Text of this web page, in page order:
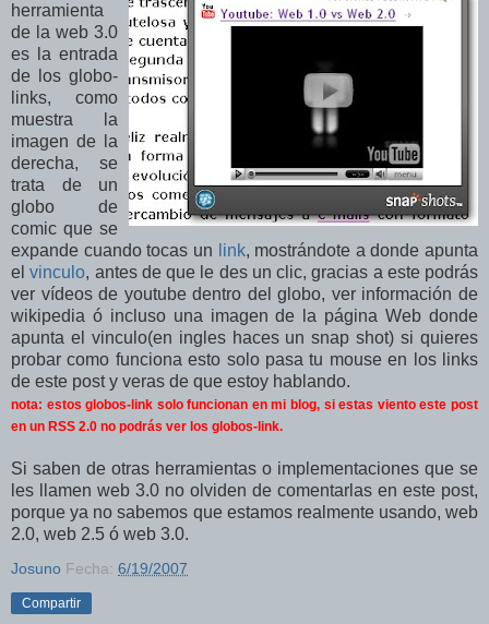
herramienta
de la web 3.0
es la entrada
de los globo-
links, como
muestra la
imagen de la
derecha, se
trata de un
globo de
comic que se
expande cuando tocas un
link, mostrándote a donde apunta
elvinculo, antes de que le des un clic, gracias a este podrás
ver vídeos de youtube dentro del globo, ver información de
wikipedia ó incluso una imagen de la página Web donde
apunta el vinculo(en ingles haces un snap shot) si quieres
probar como funciona esto solo pasa tu mouse en los links
de este post y veras de que estoy hablando.
nota: estos globos-link solo funcionan en mi blog, si estas viento este post
en un RSS 2.0 no podrás ver los globos-link.
Si saben de otras herramientas o implementaciones que se
les llamen web 3.0 no olviden de comentarlas en este post,
porque ya no sabemos que estamos realmente usando, web
2.0, web 2.5 ó web 3.0.
Josuno Fecha: 6/19/2007
Compartir